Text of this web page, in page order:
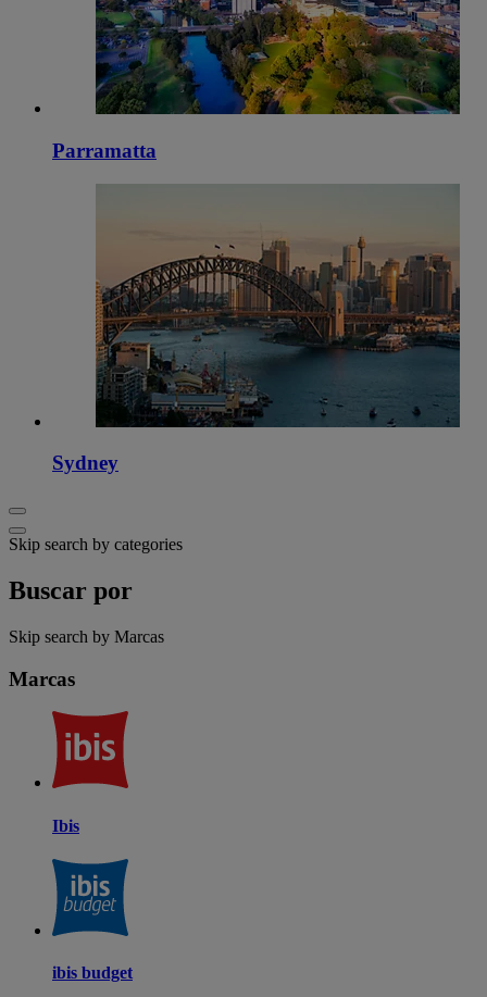
Parramatta
Sydney
Skip search by categories
Buscar por
Skip search by Marcas
Marcas
Ibis
ibis budget